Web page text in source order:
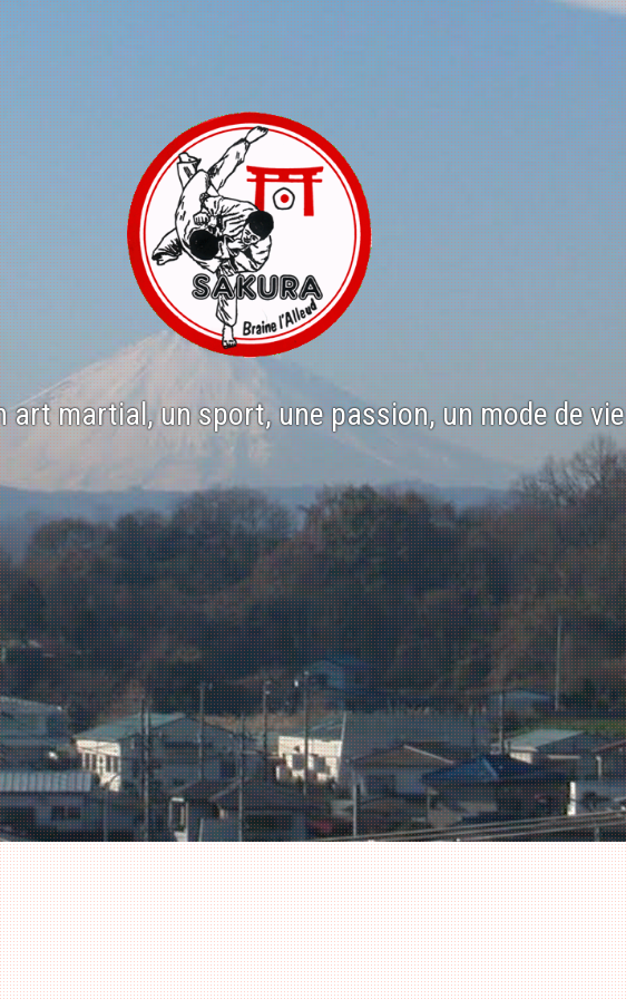
art martial, un sport, une passion, un mode de vie